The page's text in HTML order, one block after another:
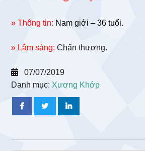
» Thông tin: Nam giới – 36 tuổi.
» Lâm sàng: Chấn thương.
07/07/2019
Danh mục: Xương Khớp